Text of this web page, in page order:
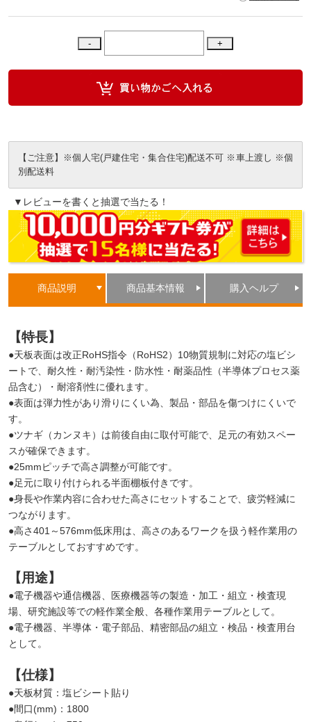
【ご注意】※個人宅(戸建住宅・集合住宅)配送不可 ※車上渡し ※個
別配送料
▼レビューを書くと抽選で当たる！
商品説明 商品基本情報 購入ヘルプ
【特長】
●天板表面は改正RoHS指令（RoHS2）10物質規制に対応の塩ビシ
ートで、耐久性・耐汚染性・防水性・耐薬品性（半導体プロセス薬
品含む）・耐溶剤性に優れます。
●表面は弾力性があり滑りにくい為、製品・部品を傷つけにくいで
す。
●ツナギ（カンヌキ）は前後自由に取付可能で、足元の有効スペー
スが確保できます。
●25mmピッチで高さ調整が可能です。
●足元に取り付けられる半面棚板付きです。
●身長や作業内容に合わせた高さにセットすることで、疲労軽減に
つながります。
●高さ401～576mm低床用は、高さのあるワークを扱う軽作業用の
テーブルとしておすすめです。
【用途】
●電子機器や通信機器、医療機器等の製造・加工・組立・検査現
場、研究施設等での軽作業全般、各種作業用テーブルとして。
●電子機器、半導体・電子部品、精密部品の組立・検品・検査用台
として。
【仕様】
●天板材質：塩ビシート貼り
●間口(mm)：1800